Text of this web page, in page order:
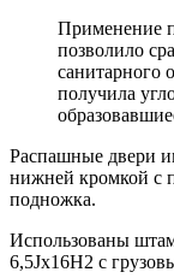
Применение
позволило
санитарного
получила
Распашные двери
нижней кромкой с
подножка.
Использованы
6,5Jх16Н2 с